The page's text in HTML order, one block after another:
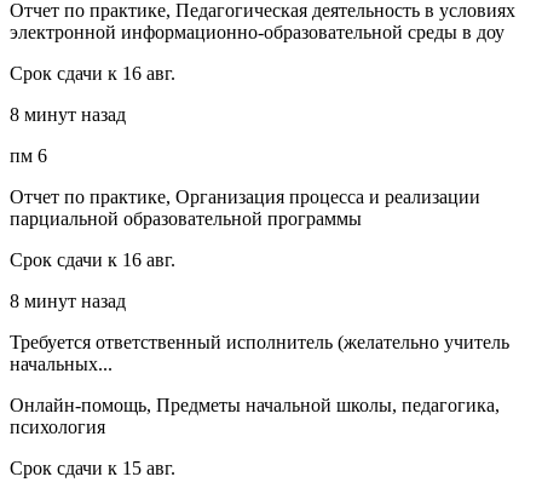
Отчет по практике, Педагогическая деятельность в условиях
электронной информационно-образовательной среды в доу
Срок сдачи к 16 авг.
8 минут назад
пм 6
Отчет по практике, Организация процесса и реализации
парциальной образовательной программы
Срок сдачи к 16 авг.
8 минут назад
Требуется ответственный исполнитель (желательно учитель
начальных...
Онлайн-помощь, Предметы начальной школы, педагогика,
психология
Срок сдачи к 15 авг.